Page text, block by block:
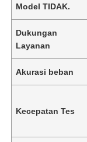
Model TIDAK.
Dukungan
Layanan
Akurasi beban
Kecepatan Tes